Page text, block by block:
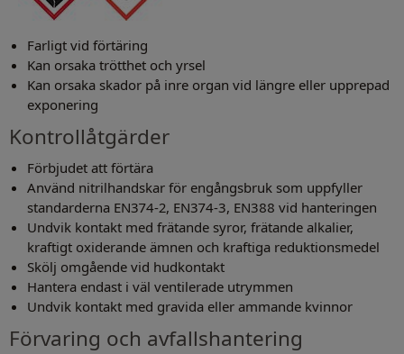
Farligt vid förtäring
Kan orsaka trötthet och yrsel
Kan orsaka skador på inre organ vid längre eller upprepad
exponering
Kontrollåtgärder
Förbjudet att förtära
Använd nitrilhandskar för engångsbruk som uppfyller
standarderna EN374-2, EN374-3, EN388 vid hanteringen
Undvik kontakt med frätande syror, frätande alkalier,
kraftigt oxiderande ämnen och kraftiga reduktionsmedel
Skölj omgående vid hudkontakt
Hantera endast i väl ventilerade utrymmen
Undvik kontakt med gravida eller ammande kvinnor
Förvaring och avfallshantering